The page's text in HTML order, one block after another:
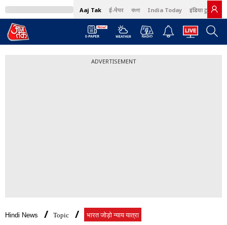
Aaj Tak ई-पेपर বাংলা India Today इंडिया टुडे हिंदी
ADVERTISEMENT
Hindi News Topic भारत जोड़ो न्याय यात्रा